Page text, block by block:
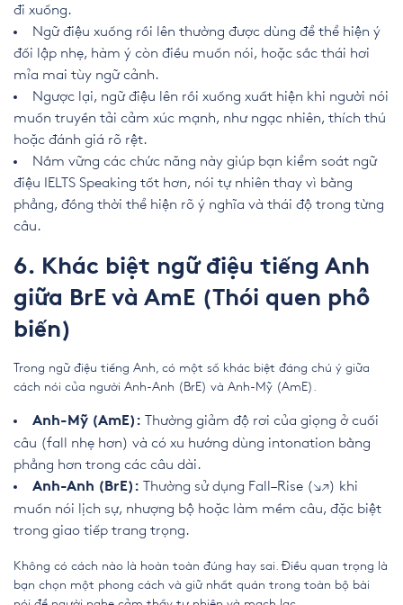
đi xuống.
Ngữ điệu xuống rồi lên thường được dùng để thể hiện ý
đối lập nhẹ, hàm ý còn điều muốn nói, hoặc sắc thái hơi
mỉa mai tùy ngữ cảnh.
Ngược lại, ngữ điệu lên rồi xuống xuất hiện khi người nói
muốn truyền tải cảm xúc mạnh, như ngạc nhiên, thích thú
hoặc đánh giá rõ rệt.
Nắm vững các chức năng này giúp bạn kiểm soát ngữ
điệu IELTS Speaking tốt hơn, nói tự nhiên thay vì bằng
phẳng, đồng thời thể hiện rõ ý nghĩa và thái độ trong từng
câu.
6. Khác biệt ngữ điệu tiếng Anh
giữa BrE và AmE (Thói quen phổ
biến)
Trong ngữ điệu tiếng Anh, có một số khác biệt đáng chú ý giữa
cách nói của người Anh-Anh (BrE) và Anh-Mỹ (AmE).
Anh-Mỹ (AmE): Thường giảm độ rơi của giọng ở cuối
câu (fall nhẹ hơn) và có xu hướng dùng intonation bằng
phẳng hơn trong các câu dài.
Anh-Anh (BrE): Thường sử dụng Fall–Rise (↘↗) khi
muốn nói lịch sự, nhượng bộ hoặc làm mềm câu, đặc biệt
trong giao tiếp trang trọng.
Không có cách nào là hoàn toàn đúng hay sai. Điều quan trọng là
bạn chọn một phong cách và giữ nhất quán trong toàn bộ bài